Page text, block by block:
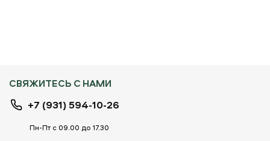
СВЯЖИТЕСЬ С НАМИ
+7 (931) 594-10-26
Пн-Пт с 09.00 до 17.30